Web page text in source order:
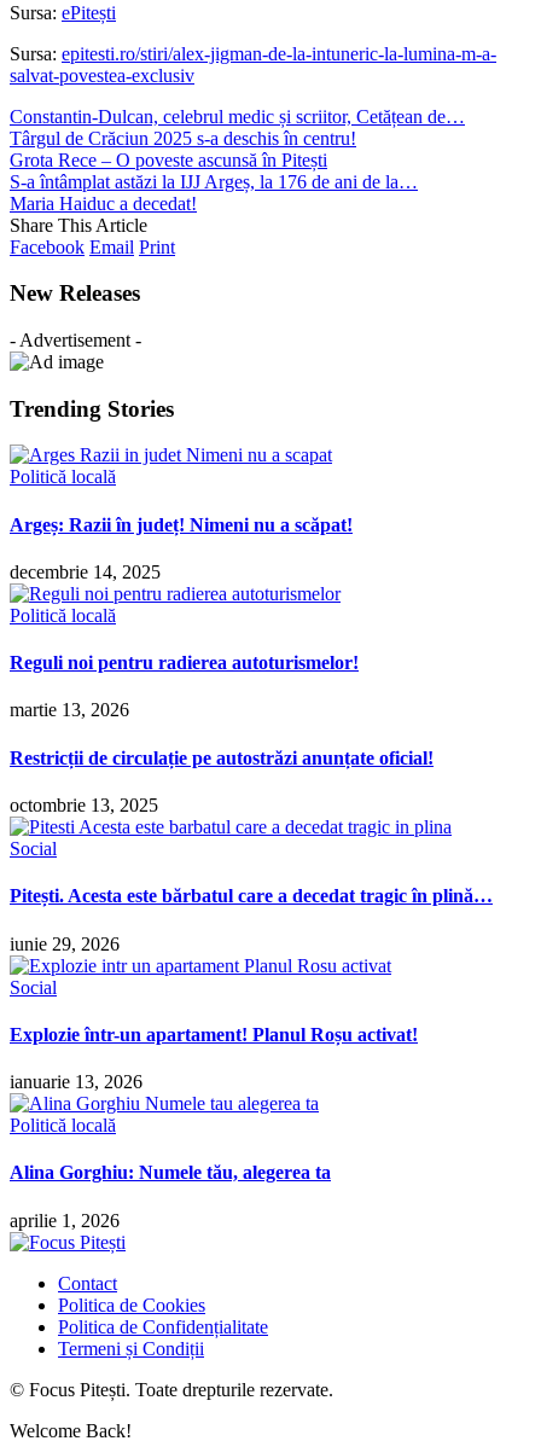
Sursa: ePitești
Sursa: epitesti.ro/stiri/alex-jigman-de-la-intuneric-la-lumina-m-a-
salvat-povestea-exclusiv
Constantin-Dulcan, celebrul medic și scriitor, Cetățean de…
Târgul de Crăciun 2025 s-a deschis în centru!
Grota Rece – O poveste ascunsă în Pitești
S-a întâmplat astăzi la IJJ Argeș, la 176 de ani de la…
Maria Haiduc a decedat!
Share This Article
Facebook Email Print
New Releases
- Advertisement -
Trending Stories
Politică locală
Argeș: Razii în județ! Nimeni nu a scăpat!
decembrie 14, 2025
Politică locală
Reguli noi pentru radierea autoturismelor!
martie 13, 2026
Restricții de circulație pe autostrăzi anunțate oficial!
octombrie 13, 2025
Social
Pitești. Acesta este bărbatul care a decedat tragic în plină…
iunie 29, 2026
Social
Explozie într-un apartament! Planul Roșu activat!
ianuarie 13, 2026
Politică locală
Alina Gorghiu: Numele tău, alegerea ta
aprilie 1, 2026
Contact
Politica de Cookies
Politica de Confidențialitate
Termeni și Condiții
© Focus Pitești. Toate drepturile rezervate.
Welcome Back!